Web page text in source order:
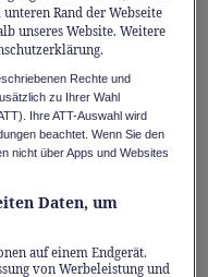
800 Metern
Schweiz auf Sie.
und
auf dem
Gangart
zum
Rand der Webseite
unseres Website. Weitere
Rechte und
zu Ihrer Wahl
Ihre ATT-Auswahl wird
beachtet. Wenn Sie den
nicht über Apps und Websites
Daten, um
auf einem Endgerät.
von Werbeleistung und